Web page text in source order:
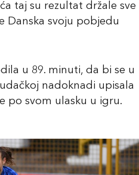
taj su rezultat držale sve
Danska svoju pobjedu
u 89. minuti, da bi se u
nadoknadi upisala
po svom ulasku u igru.